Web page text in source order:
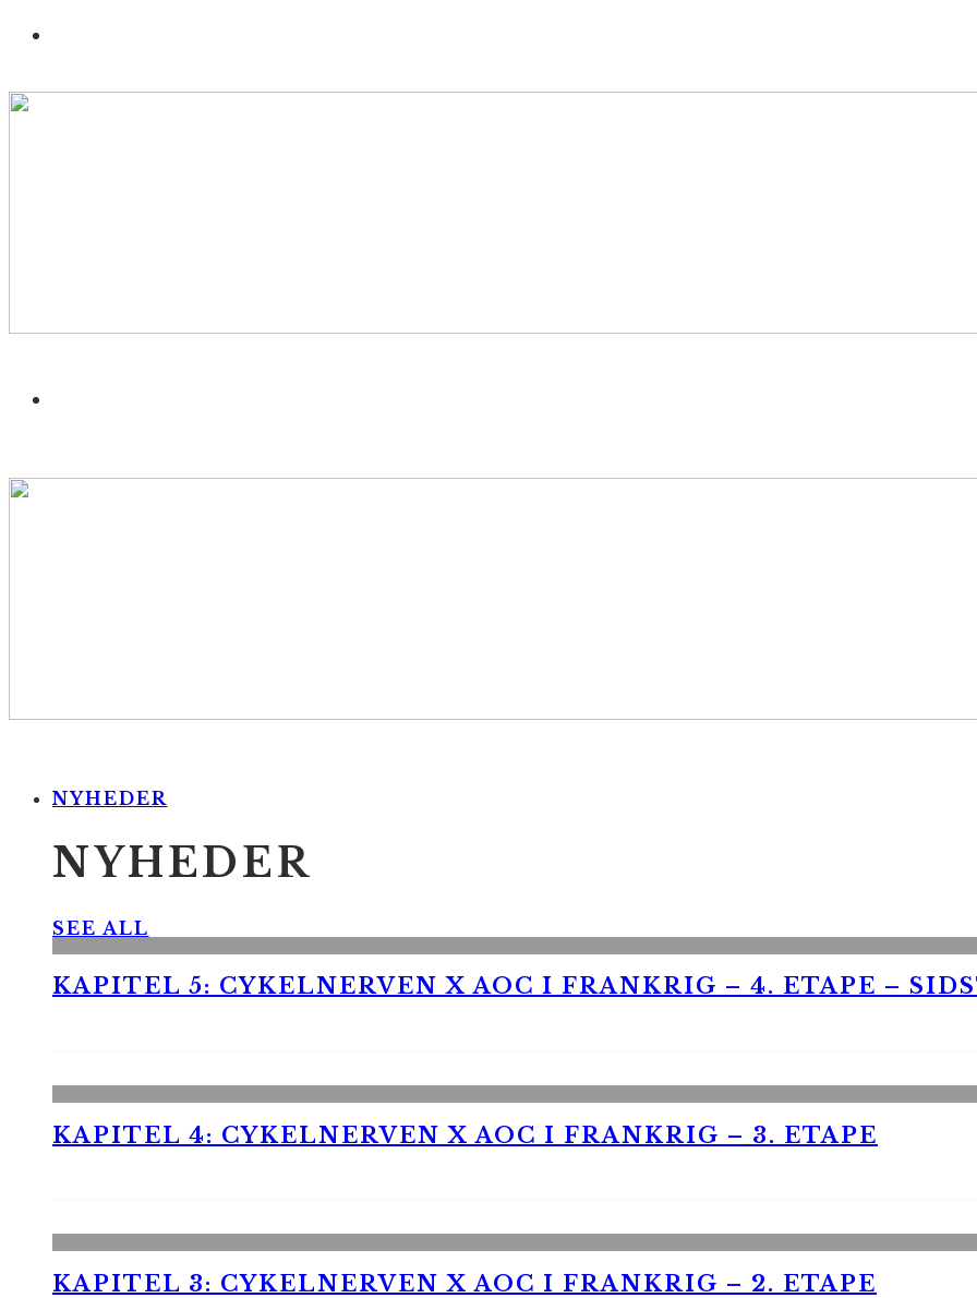
NYHEDER
NYHEDER
SEE ALL
KAPITEL 5: CYKELNERVEN X AOC I FRANKRIG – 4. ETAPE –
KAPITEL 4: CYKELNERVEN X AOC I FRANKRIG – 3. ETAPE
KAPITEL 3: CYKELNERVEN X AOC I FRANKRIG – 2. ETAPE